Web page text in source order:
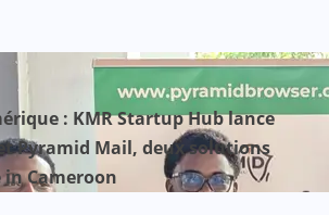
: KMR Startup Hub lance
Pyramid Mail, deux solutions
Cameroon